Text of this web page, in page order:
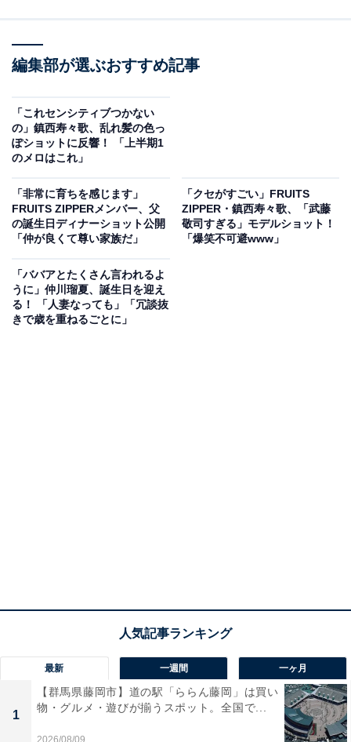
編集部が選ぶおすすめ記事
「これセンシティブつかない
の」鎮西寿々歌、乱れ髪の色っ
ぽショットに反響！ 「上半期1
のメロはこれ」
「非常に育ちを感じます」
FRUITS ZIPPERメンバー、父
の誕生日ディナーショット公開
「仲が良くて尊い家族だ」
「クセがすごい」FRUITS
ZIPPER・鎮西寿々歌、「武藤
敬司すぎる」モデルショット！
「爆笑不可避www」
「ババアとたくさん言われるよ
うに」仲川瑠夏、誕生日を迎え
る！ 「人妻なっても」「冗談抜
きで歳を重ねるごとに」
最新 一週間 一ヶ月
1
【群馬県藤岡市】道の駅「ららん藤岡」は買い
物・グルメ・遊びが揃うスポット。全国で...